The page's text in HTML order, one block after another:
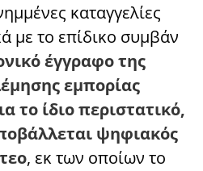
καταγγελίες
με το επίδικο συμβάν
έγγραφο της
εμπορίας
το ίδιο περιστατικό,
ψηφιακός
, εκ των οποίων το